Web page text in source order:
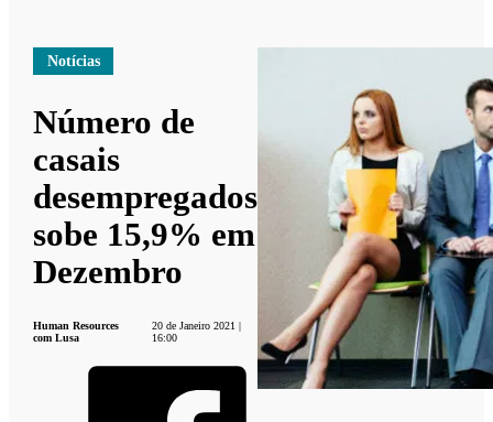
Notícias
Número de
casais
desempregados
sobe 15,9% em
Dezembro
Human Resources
com Lusa
20 de Janeiro 2021 |
16:00